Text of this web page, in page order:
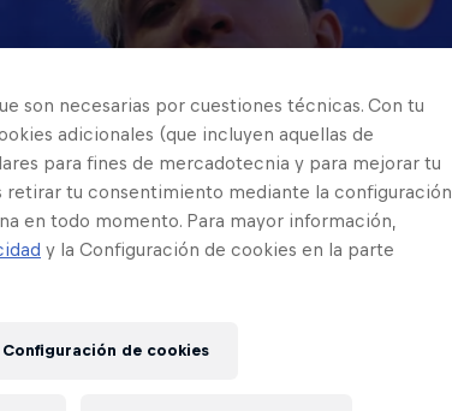
son necesarias por cuestiones técnicas. Con tu
adicionales (que incluyen aquellas de
para fines de mercadotecnia y para mejorar tu
retirar tu consentimiento mediante la configuración
en todo momento. Para mayor información,
y la Configuración de cookies en la parte
Configuración de cookies